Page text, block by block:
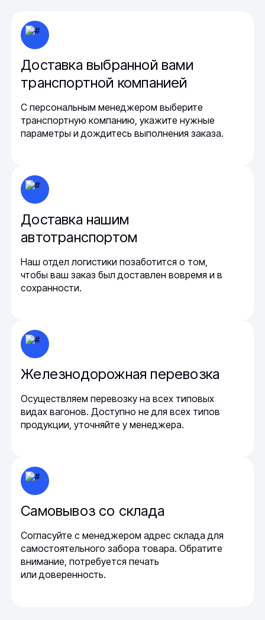
Доставка выбранной вами
транспортной компанией
С персональным менеджером выберите
транспортную компанию, укажите нужные
параметры и дождитесь выполнения заказа.
Доставка нашим
автотранспортом
Наш отдел логистики позаботится о том,
чтобы ваш заказ был доставлен вовремя и в
сохранности.
Железнодорожная перевозка
Осуществляем перевозку на всех типовых
видах вагонов. Доступно не для всех типов
продукции, уточняйте у менеджера.
Самовывоз со склада
Согласуйте с менеджером адрес склада для
самостоятельного забора товара. Обратите
внимание, потребуется печать
или доверенность.